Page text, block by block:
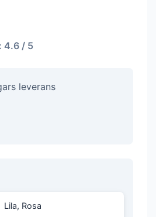
4.6 / 5
leverans
Lila, Rosa